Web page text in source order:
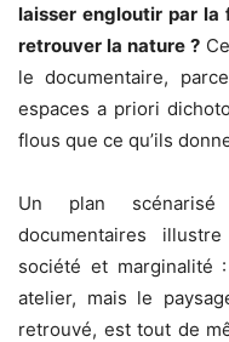
laisser engloutir par
retrouver la nature ?Ce
le documentaire,
espaces a priori
flous que ce qu’ils
Un plan
documentaires
société et marginalité :
atelier, mais le
retrouvé, est tout de